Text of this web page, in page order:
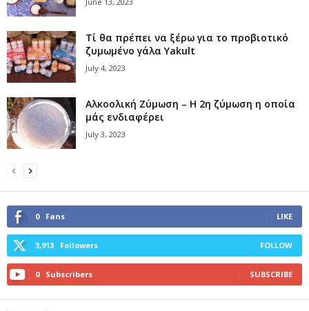
Τί θα πρέπει να ξέρω για το προβιοτικό
ζυμωμένο γάλα Yakult
July 4, 2023
Αλκοολική Ζύμωση – Η 2η ζύμωση η οποία
μάς ενδιαφέρει
July 3, 2023
0 Fans LIKE
3,913 Followers FOLLOW
0 Subscribers SUBSCRIBE